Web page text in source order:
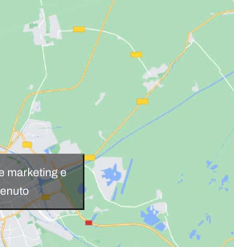
marketing e